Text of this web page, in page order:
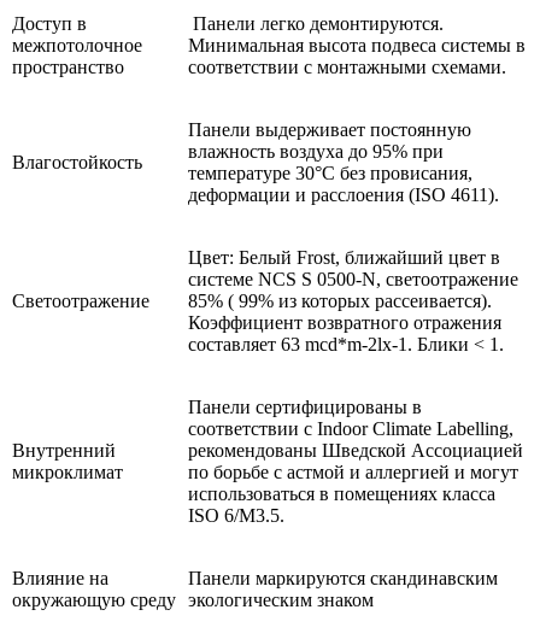
Доступ в
межпотолочное
пространство
Панели легко демонтируются.
Минимальная высота подвеса системы в
соответствии с монтажными схемами.
Влагостойкость
Панели выдерживает постоянную
влажность воздуха до 95% при
температуре 30°C без провисания,
деформации и расслоения (ISO 4611).
Светоотражение
Цвет: Белый Frost, ближайший цвет в
системе NCS S 0500-N, светоотражение
85% ( 99% из которых рассеивается).
Коэффициент возвратного отражения
составляет 63 mcd*m-2lx-1. Блики < 1.
Внутренний
микроклимат
Панели сертифицированы в
соответствии с Indoor Climate Labelling,
рекомендованы Шведской Ассоциацией
по борьбе с астмой и аллергией и могут
использоваться в помещениях класса
ISO 6/M3.5.
Влияние на
окружающую среду
Панели маркируются скандинавским
экологическим знаком